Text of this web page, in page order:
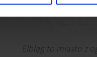
Elbląg to miasto z